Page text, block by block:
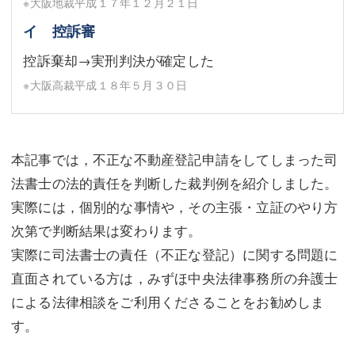
イ 控訴審
控訴棄却→実刑判決が確定した
※大阪高裁平成１８年５月３０日
本記事では，不正な不動産登記申請をしてしまった司
法書士の法的責任を判断した裁判例を紹介しました。
実際には，個別的な事情や，その主張・立証のやり方
次第で判断結果は変わります。
実際に司法書士の責任（不正な登記）に関する問題に
直面されている方は，みずほ中央法律事務所の弁護士
による法律相談をご利用くださることをお勧めしま
す。